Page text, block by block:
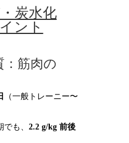
炭水化
ント
：筋肉の
（一般トレーニー〜
も、 2.2 g/kg 前後